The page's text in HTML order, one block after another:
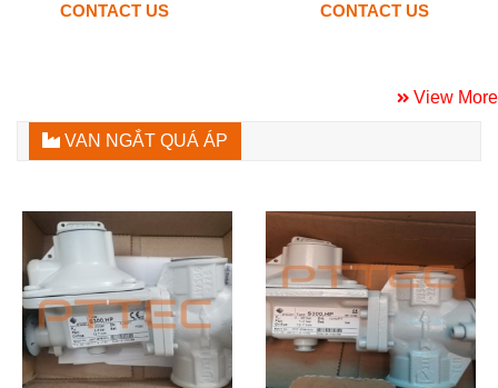
CONTACT US CONTACT US
View More
VAN NGẮT QUÁ ÁP